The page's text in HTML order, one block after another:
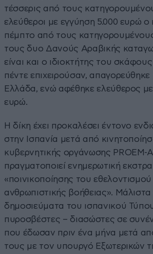
τέσσερις από τους
ελεύθεροι με εγγύηση 5.000 ευρώ
πέμπτο από τους
τους δυο Δανούς Αραβικής
είναι και ο ιδιοκτήτης του
πέντε επιχειρούσαν,
Ελλάδα, ενώ αφέθηκε ελεύθερος με
ευρώ.
Η δίκη έχει προκαλέσει έντονο
στην Ισπανία μετά από
κυβερνητικής οργάνωσης PROEM-
πραγματοποιεί ενημερωτική
«ποινικοποίησης του
ανθρωπιστικής βοήθειας».
δημοσιεύματα του ισπανικού Τύπου
πυροσβέστες – διασώστες σε
που έδωσαν πριν ένα μήνα μετά
τους με τον υπουργό Εξωτερικών